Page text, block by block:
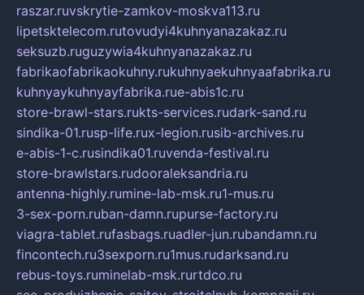
raszar.ruvskrytie-zamkov-moskva113.ru
lipetsktelecom.rutovudyi4kuhnyanazakaz.ru
seksuzb.ruguzywia4kuhnyanazakaz.ru
fabrikaofabrikaokuhny.rukuhnyaekuhnyaafabrika.ru
kuhnyaykuhnyayfabrika.rue-abis1c.ru
store-brawl-stars.rukts-services.rudark-sand.ru
sindika-01.rusp-life.rux-legion.rusib-archives.ru
e-abis-1-c.rusindika01.ruvenda-festival.ru
store-brawlstars.rudooraleksandria.ru
antenna-highly.rumine-lab-msk.ru1-mus.ru
3-sex-porn.ruban-damn.rupurse-factory.ru
viagra-tablet.rufasbags.ruadler-jun.rubandamn.ru
fincontech.ru3sexporn.ru1mus.rudarksand.ru
rebus-toys.ruminelab-msk.rurtdco.ru